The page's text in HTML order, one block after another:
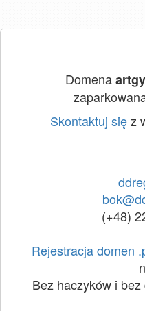
Domena
Skontaktuj sięz
(+48)
Rejestracja domen
Bez haczyków i